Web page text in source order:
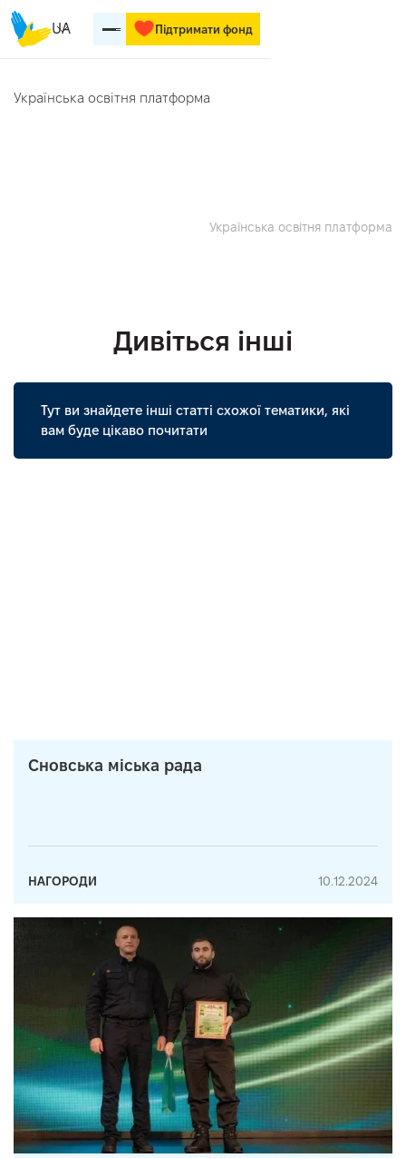
UA Підтримати фонд
Українська освітня платформа
Українська освітня платформа
Дивіться інші
Тут ви знайдете інші статті схожої тематики, які
вам буде цікаво почитати
Сновська міська рада
НАГОРОДИ 10.12.2024